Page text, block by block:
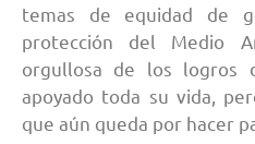
temas de equidad de
protección del Medio
orgullosa de los logros
apoyado toda su vida,
que aún queda por hacer